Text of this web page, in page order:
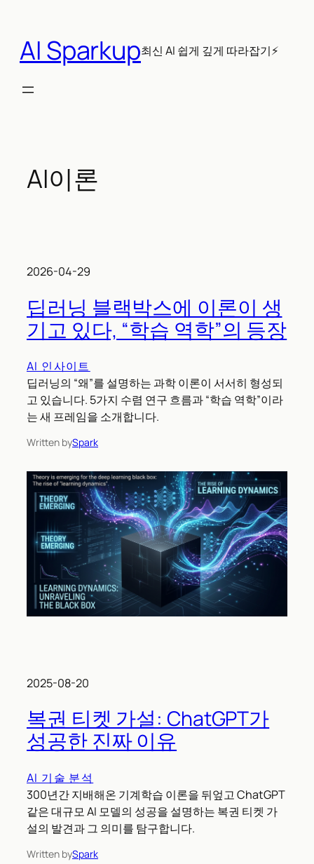
AI Sparkup최신 AI 쉽게 깊게 따라잡기⚡
AI이론
2026-04-29
딥러닝 블랙박스에 이론이 생
기고 있다, “학습 역학”의 등장
AI 인사이트
딥러닝의 “왜”를 설명하는 과학 이론이 서서히 형성되
고 있습니다. 5가지 수렴 연구 흐름과 “학습 역학”이라
는 새 프레임을 소개합니다.
Written bySpark
2025-08-20
복권 티켓 가설: ChatGPT가
성공한 진짜 이유
AI 기술 분석
300년간 지배해온 기계학습 이론을 뒤엎고 ChatGPT
같은 대규모 AI 모델의 성공을 설명하는 복권 티켓 가
설의 발견과 그 의미를 탐구합니다.
Written bySpark